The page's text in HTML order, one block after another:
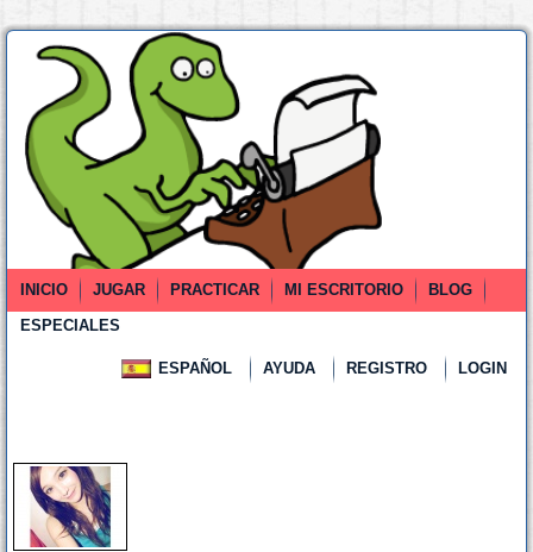
INICIO JUGAR PRACTICAR MI ESCRITORIO
BLOG
ESPECIALES
ESPAÑOL AYUDA REGISTRO LOGIN